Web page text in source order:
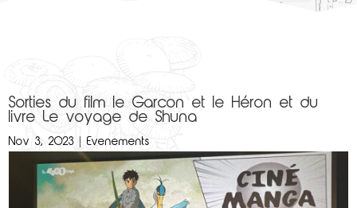
Sorties du film le Garçon et le Héron et du
livre Le voyage de Shuna
Nov 3, 2023 |Evenements